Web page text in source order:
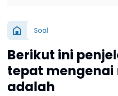
Soal
Berikut ini
tepat mengenai
adalah